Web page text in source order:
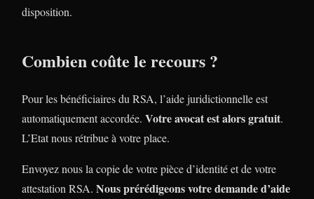
disposition.
Combien coûte le recours ?
Pour les bénéficiaires du RSA, l’aide juridictionnelle est
automatiquement accordée. Votre avocat est alors gratuit.
L’Etat nous rétribue à votre place.
Envoyez nous la copie de votre pièce d’identité et de votre
attestation RSA. Nous prérédigeons votre demande d’aide